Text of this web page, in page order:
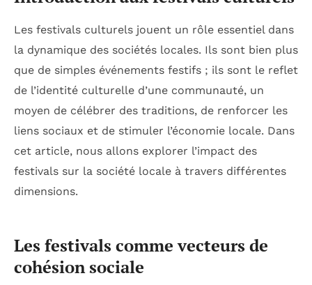
Les festivals culturels jouent un rôle essentiel dans
la dynamique des sociétés locales. Ils sont bien plus
que de simples événements festifs ; ils sont le reflet
de l’identité culturelle d’une communauté, un
moyen de célébrer des traditions, de renforcer les
liens sociaux et de stimuler l’économie locale. Dans
cet article, nous allons explorer l’impact des
festivals sur la société locale à travers différentes
dimensions.
Les festivals comme vecteurs de
cohésion sociale